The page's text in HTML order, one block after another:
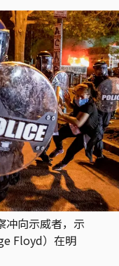
冲向示威者，示
Floyd）在明